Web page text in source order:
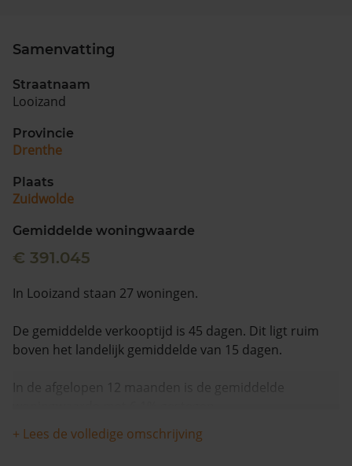
Samenvatting
Straatnaam
Looizand
Provincie
Drenthe
Plaats
Zuidwolde
Gemiddelde woningwaarde
€ 391.045
In Looizand staan 27 woningen.
De gemiddelde verkooptijd is 45 dagen. Dit ligt ruim
boven het landelijk gemiddelde van 15 dagen.
In de afgelopen 12 maanden is de gemiddelde
+ Lees de volledige omschrijving